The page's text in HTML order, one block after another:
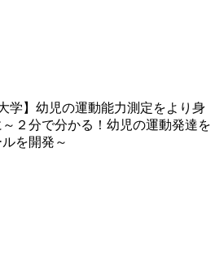
学】幼児の運動能力測定をより身
２分で分かる！幼児の運動発達を
を開発～